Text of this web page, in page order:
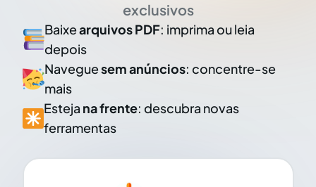
exclusivos
Baixearquivos PDF: imprima ou leia
depois
Naveguesem anúncios: concentre-se
mais
Esteja na frente: descubra novas
ferramentas